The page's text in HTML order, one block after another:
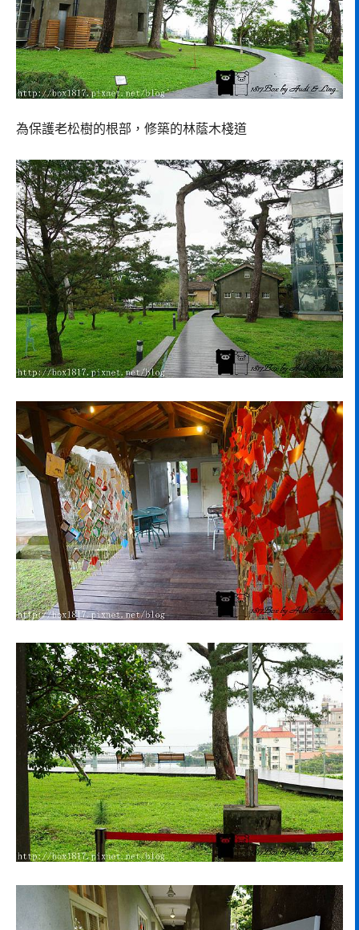
為保護老松樹的根部，修築的林蔭木棧道